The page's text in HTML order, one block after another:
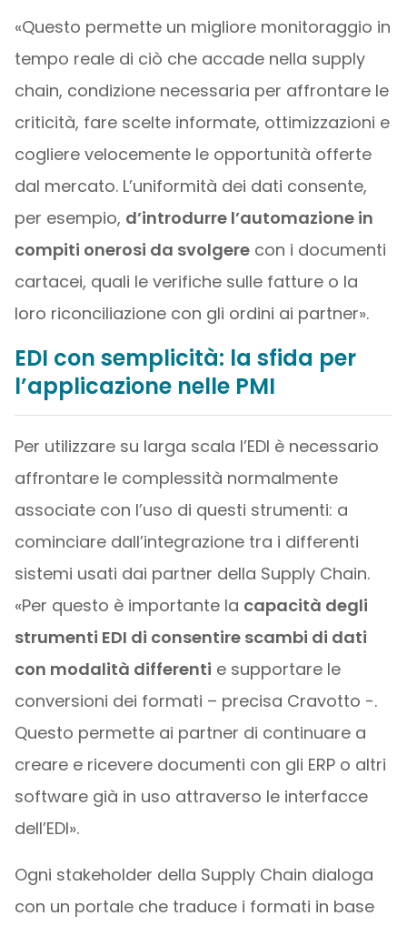
«Questo permette un migliore monitoraggio in
tempo reale di ciò che accade nella supply
chain, condizione necessaria per affrontare le
criticità, fare scelte informate, ottimizzazioni e
cogliere velocemente le opportunità offerte
dal mercato. L’uniformità dei dati consente,
per esempio, d’introdurre l’automazione in
compiti onerosi da svolgerecon i documenti
cartacei, quali le verifiche sulle fatture o la
loro riconciliazione con gli ordini ai partner».
EDI con semplicità: la sfida per
l’applicazione nelle PMI
Per utilizzare su larga scala l’EDI è necessario
affrontare le complessità normalmente
associate con l’uso di questi strumenti: a
cominciare dall’integrazione tra i differenti
sistemi usati dai partner della Supply Chain.
«Per questo è importante la capacità degli
strumenti EDI di consentire scambi di dati
con modalità differenti e supportare le
conversioni dei formati – precisa Cravotto -.
Questo permette ai partner di continuare a
creare e ricevere documenti con gli ERP o altri
software già in uso attraverso le interfacce
dell’EDI».
Ogni stakeholder della Supply Chain dialoga
con un portale che traduce i formati in base